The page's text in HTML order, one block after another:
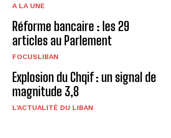
A LA UNE
Réforme bancaire : les 29
articles au Parlement
FOCUSLIBAN
Explosion du Chqif : un signal de
magnitude 3,8
L'ACTUALITÉ DU LIBAN